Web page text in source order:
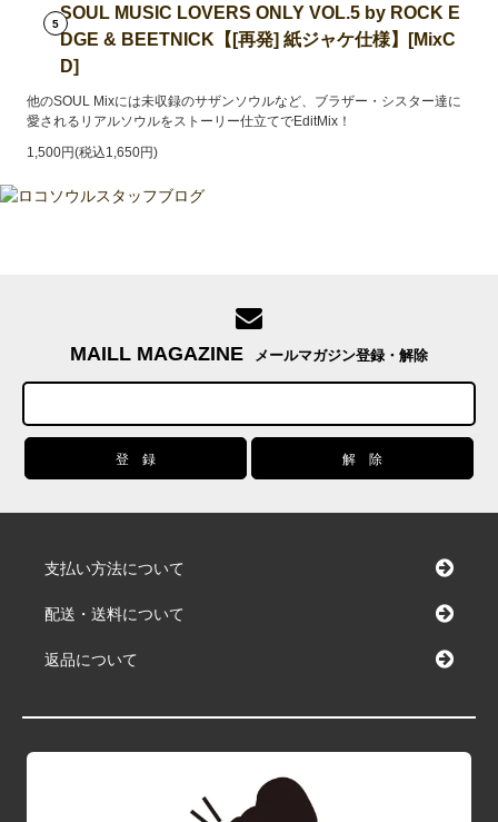
5
SOUL MUSIC LOVERS ONLY VOL.5 by ROCK E
DGE & BEETNICK【[再発] 紙ジャケ仕様】[MixC
D]
他のSOUL Mixには未収録のサザンソウルなど、ブラザー・シスター達に
愛されるリアルソウルをストーリー仕立てでEditMix！
1,500円(税込1,650円)
MAILL MAGAZINE メールマガジン登録・解除
支払い方法について
配送・送料について
返品について